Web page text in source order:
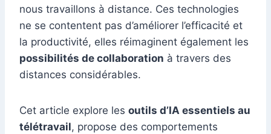
nous travaillons à distance. Ces technologies
ne se contentent pas d’améliorer l’efficacité et
la productivité, elles réimaginent également les
possibilités de collaboration à travers des
distances considérables.
Cet article explore les outils d’IA essentiels au
télétravail, propose des comportements